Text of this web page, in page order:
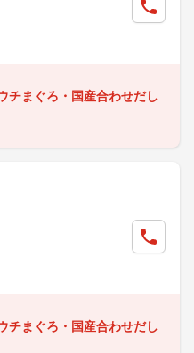
チまぐろ・国産合わせだし
チまぐろ・国産合わせだし